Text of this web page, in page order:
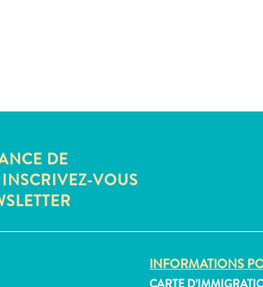
DE
VOUS
INFORMATIONS